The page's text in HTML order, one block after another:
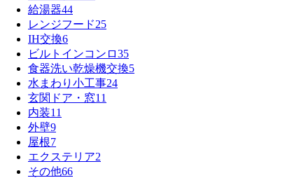
給湯器44
レンジフード25
IH交換6
ビルトインコンロ35
食器洗い乾燥機交換5
水まわり小工事24
玄関ドア・窓11
内装11
外壁9
屋根7
エクステリア2
その他66